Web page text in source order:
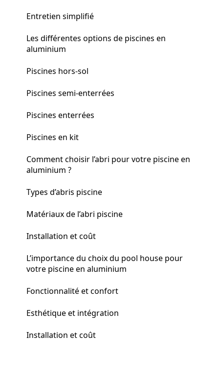
Entretien simplifié
Les différentes options de piscines en
aluminium
Piscines hors-sol
Piscines semi-enterrées
Piscines enterrées
Piscines en kit
Comment choisir l’abri pour votre piscine en
aluminium ?
Types d’abris piscine
Matériaux de l’abri piscine
Installation et coût
L’importance du choix du pool house pour
votre piscine en aluminium
Fonctionnalité et confort
Esthétique et intégration
Installation et coût